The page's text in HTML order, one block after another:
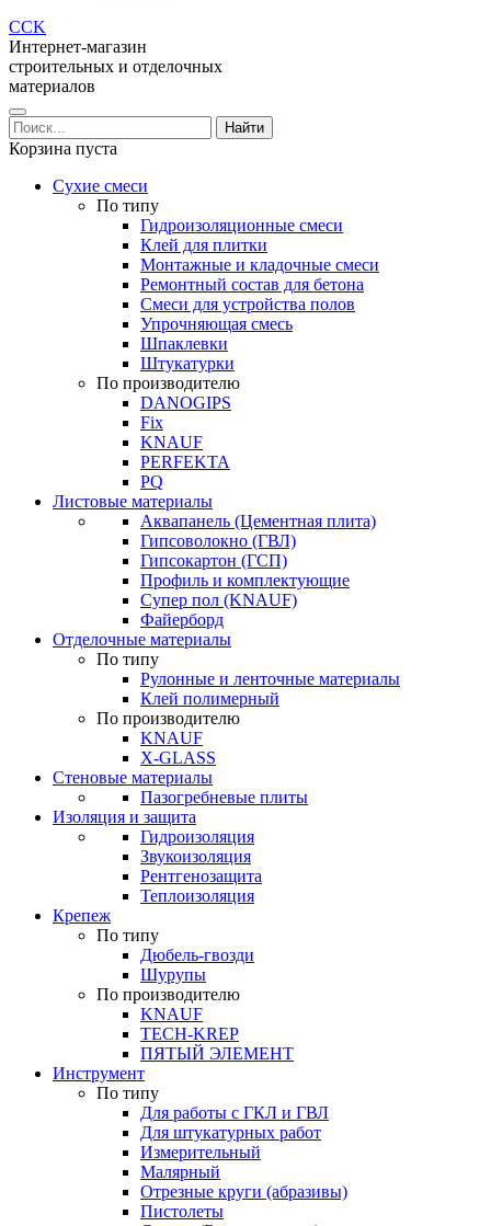
CCK
Интернет-магазин
строительных и отделочных
материалов
Корзина пуста
Сухие смеси
По типу
Гидроизоляционные смеси
Клей для плитки
Монтажные и кладочные смеси
Ремонтный состав для бетона
Смеси для устройства полов
Упрочняющая смесь
Шпаклевки
Штукатурки
По производителю
DANOGIPS
Fix
KNAUF
PERFEKTA
PQ
Листовые материалы
Аквапанель (Цементная плита)
Гипсоволокно (ГВЛ)
Гипсокартон (ГСП)
Профиль и комплектующие
Супер пол (KNAUF)
Файерборд
Отделочные материалы
По типу
Рулонные и ленточные материалы
Клей полимерный
По производителю
KNAUF
X-GLASS
Стеновые материалы
Пазогребневые плиты
Изоляция и защита
Гидроизоляция
Звукоизоляция
Рентгенозащита
Теплоизоляция
Крепеж
По типу
Дюбель-гвозди
Шурупы
По производителю
KNAUF
TECH-KREP
ПЯТЫЙ ЭЛЕМЕНТ
Инструмент
По типу
Для работы с ГКЛ и ГВЛ
Для штукатурных работ
Измерительный
Малярный
Отрезные круги (абразивы)
Пистолеты